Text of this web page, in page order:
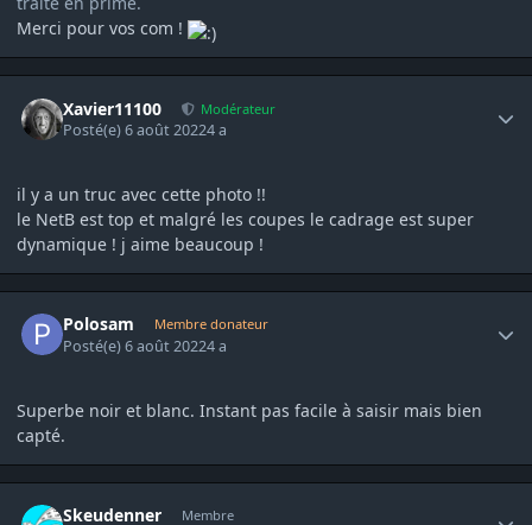
Merci pour vos com !
Xavier11100 Modérateur
Posté(e)6 août 20224 a
il y a un truc avec cette photo !!
le NetB est top et malgré les coupes le cadrage est super
dynamique ! j aime beaucoup !
Polosam Membre donateur
Posté(e)6 août 20224 a
Superbe noir et blanc. Instant pas facile à saisir mais bien
capté.
Skeudenner Membre